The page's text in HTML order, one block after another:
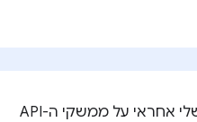
קוראים לי דיל קורטיס ואני מנהל ההנדסה של הפעלת המדיה ב-Chromium. הצוות שלי אחראי על ממשקי ה-API